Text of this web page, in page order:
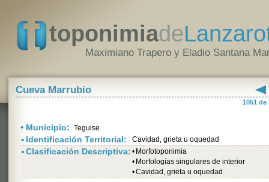
toponimiade
Maximiano Trapero y Eladio Santana
Cueva Marrubio
1051 de
• Municipio: Teguise
• Identificación Territorial: Cavidad, grieta u oquedad
•Clasificación Descriptiva: • Morfotoponimia
• Morfologías singulares de interior
•Cavidad, grieta u oquedad